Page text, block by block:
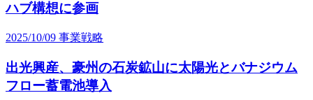
ハブ構想に参画
2025/10/09 事業戦略
出光興産、豪州の石炭鉱山に太陽光とバナジウム
フロー蓄電池導入